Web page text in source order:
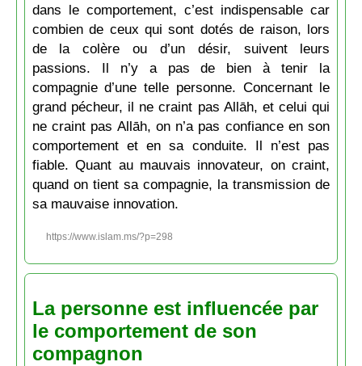
dans le comportement, c’est indispensable car
combien de ceux qui sont dotés de raison, lors
de la colère ou d’un désir, suivent leurs
passions. Il n’y a pas de bien à tenir la
compagnie d’une telle personne. Concernant le
grand pécheur, il ne craint pas Allāh, et celui qui
ne craint pas Allāh, on n’a pas confiance en son
comportement et en sa conduite. Il n’est pas
fiable. Quant au mauvais innovateur, on craint,
quand on tient sa compagnie, la transmission de
sa mauvaise innovation.
https://www.islam.ms/?p=298
La personne est influencée par
le comportement de son
compagnon